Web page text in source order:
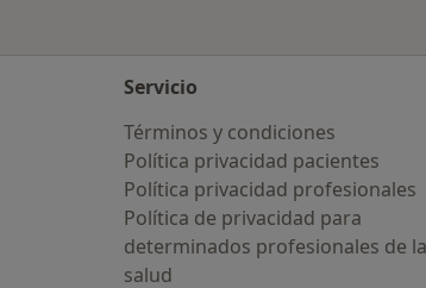
Servicio
Términos y condiciones
Política privacidad pacientes
Política privacidad profesionales
Política de privacidad para
determinados profesionales de la
salud